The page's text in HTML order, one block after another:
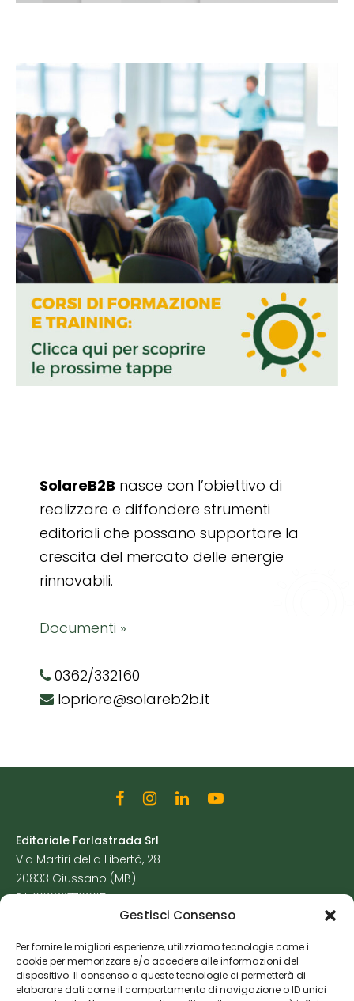
Gestisci Consenso
Per fornire le migliori esperienze, utilizziamo tecnologie come i
cookie per memorizzare e/o accedere alle informazioni del
dispositivo. Il consenso a queste tecnologie ci permetterà di
elaborare dati come il comportamento di navigazione o ID unici
SolareB2B nasce con l’obiettivo di
realizzare e diffondere strumenti
editoriali che possano supportare la
crescita del mercato delle energie
rinnovabili.
Documenti »
0362/332160
lopriore@solareb2b.it
Editoriale Farlastrada Srl
Via Martiri della Libertà, 28
20833 Giussano (MB)
P.I. 06982770965
Cookie Policy
Risorse Aggiuntive